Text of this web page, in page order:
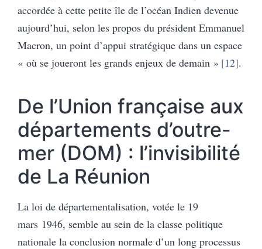
accordée à cette petite île de l’océan Indien devenue
aujourd’hui, selon les propos du président Emmanuel
Macron, un point d’appui stratégique dans un espace
« où se joueront les grands enjeux de demain » 12 .
De l’Union française aux
départements d’outre-
mer (DOM) : l’invisibilité
de La Réunion
La loi de départementalisation, votée le 19
mars 1946, semble au sein de la classe politique
nationale la conclusion normale d’un long processus